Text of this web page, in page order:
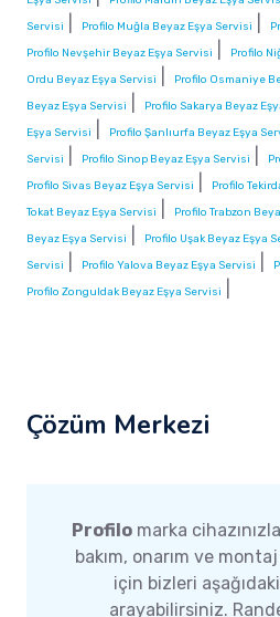
Servisi
Profilo Muğla Beyaz Eşya Servisi
Profilo Nevşehir Beyaz Eşya Servisi Profilo
Ordu Beyaz Eşya Servisi
Profilo Osmaniye
Beyaz Eşya Servisi
Profilo Sakarya Beyaz
Eşya Servisi
Profilo Şanlıurfa Beyaz Eşya
Servisi
Profilo Sinop Beyaz Eşya Servisi
Profilo Sivas Beyaz Eşya Servisi Profilo
Tokat Beyaz Eşya Servisi
Profilo Trabzon
Beyaz Eşya Servisi
Profilo Uşak Beyaz Eşya
Servisi
Profilo Yalova Beyaz Eşya Servisi
Profilo Zonguldak Beyaz Eşya Servisi
Çözüm Merkezi
Profilo marka
bakım, onarım ve
için bizleri
arayabilirsiniz.